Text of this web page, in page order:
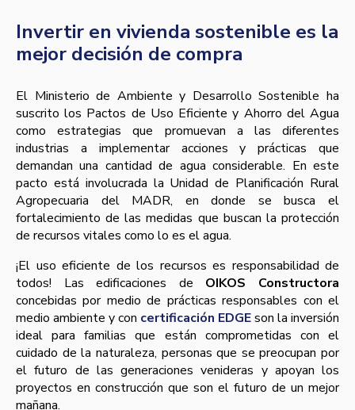
Invertir en vivienda sostenible es la
mejor decisión de compra
El Ministerio de Ambiente y Desarrollo Sostenible ha
suscrito los Pactos de Uso Eficiente y Ahorro del Agua
como estrategias que promuevan a las diferentes
industrias a implementar acciones y prácticas que
demandan una cantidad de agua considerable. En este
pacto está involucrada la Unidad de Planificación Rural
Agropecuaria del MADR, en donde se busca el
fortalecimiento de las medidas que buscan la protección
de recursos vitales como lo es el agua.
¡El uso eficiente de los recursos es responsabilidad de
todos! Las edificaciones de OIKOS Constructora
concebidas por medio de prácticas responsables con el
medio ambiente y con certificación EDGEson la inversión
ideal para familias que están comprometidas con el
cuidado de la naturaleza, personas que se preocupan por
el futuro de las generaciones venideras y apoyan los
proyectos en construcción que son el futuro de un mejor
mañana.